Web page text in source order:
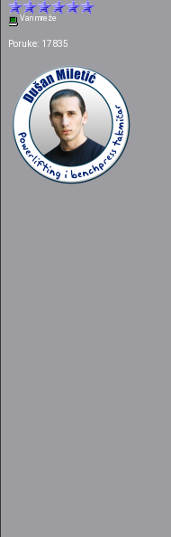
Van mreže
Poruke: 17835